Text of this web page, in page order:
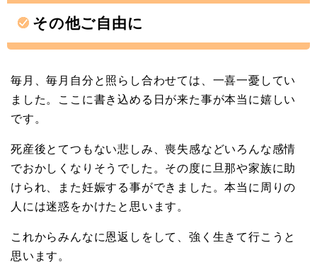
その他ご自由に
毎月、毎月自分と照らし合わせては、一喜一憂してい
ました。ここに書き込める日が来た事が本当に嬉しい
です。
死産後とてつもない悲しみ、喪失感などいろんな感情
でおかしくなりそうでした。その度に旦那や家族に助
けられ、また妊娠する事ができました。本当に周りの
人には迷惑をかけたと思います。
これからみんなに恩返しをして、強く生きて行こうと
思います。